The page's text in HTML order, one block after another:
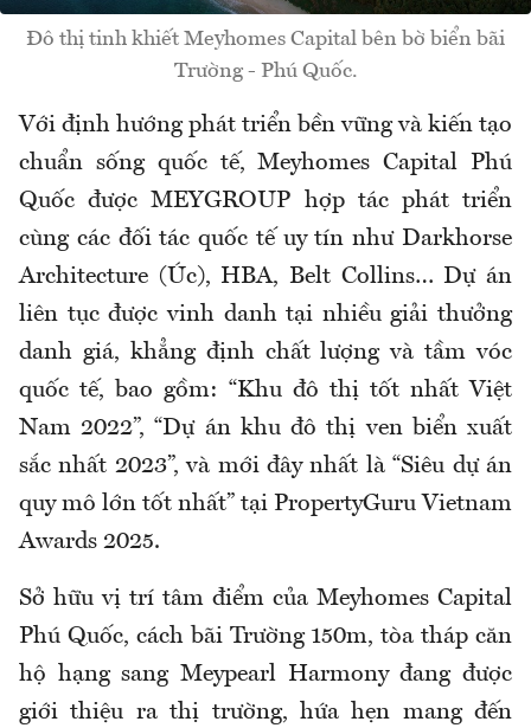
Đô thị tinh khiết Meyhomes Capital bên bờ biển bãi
Trường - Phú Quốc.
Với định hướng phát triển bền vững và kiến tạo
chuẩn sống quốc tế, Meyhomes Capital Phú
Quốc được MEYGROUP hợp tác phát triển
cùng các đối tác quốc tế uy tín như Darkhorse
Architecture (Úc), HBA, Belt Collins… Dự án
liên tục được vinh danh tại nhiều giải thưởng
danh giá, khẳng định chất lượng và tầm vóc
quốc tế, bao gồm: “Khu đô thị tốt nhất Việt
Nam 2022”, “Dự án khu đô thị ven biển xuất
sắc nhất 2023”, và mới đây nhất là “Siêu dự án
quy mô lớn tốt nhất” tại PropertyGuru Vietnam
Awards 2025.
Sở hữu vị trí tâm điểm của Meyhomes Capital
Phú Quốc, cách bãi Trường 150m, tòa tháp căn
hộ hạng sang Meypearl Harmony đang được
giới thiệu ra thị trường, hứa hẹn mang đến